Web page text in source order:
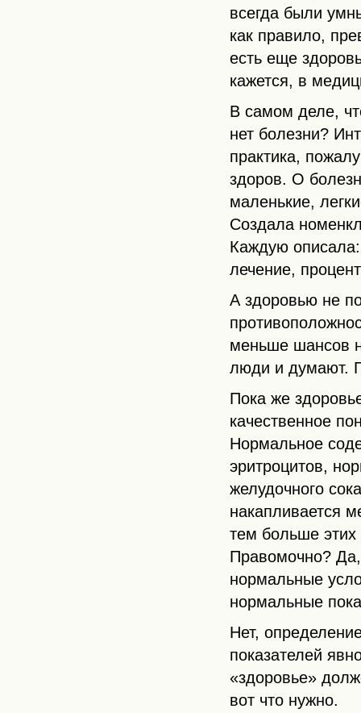
всегда были
как правило,
есть еще
кажется, в
В самом деле,
нет болезни?
практика,
здоров. О
маленькие,
Создала
Каждую
лечение,
А здоровью не
меньше шансов
люди и думают.
Пока же
качественное
Нормальное
эритроцитов,
желудочного
накапливается
тем больше этих
Правомочно?
нормальные
нормальные
Нет,
показателей
«здоровье»
вот что нужно.